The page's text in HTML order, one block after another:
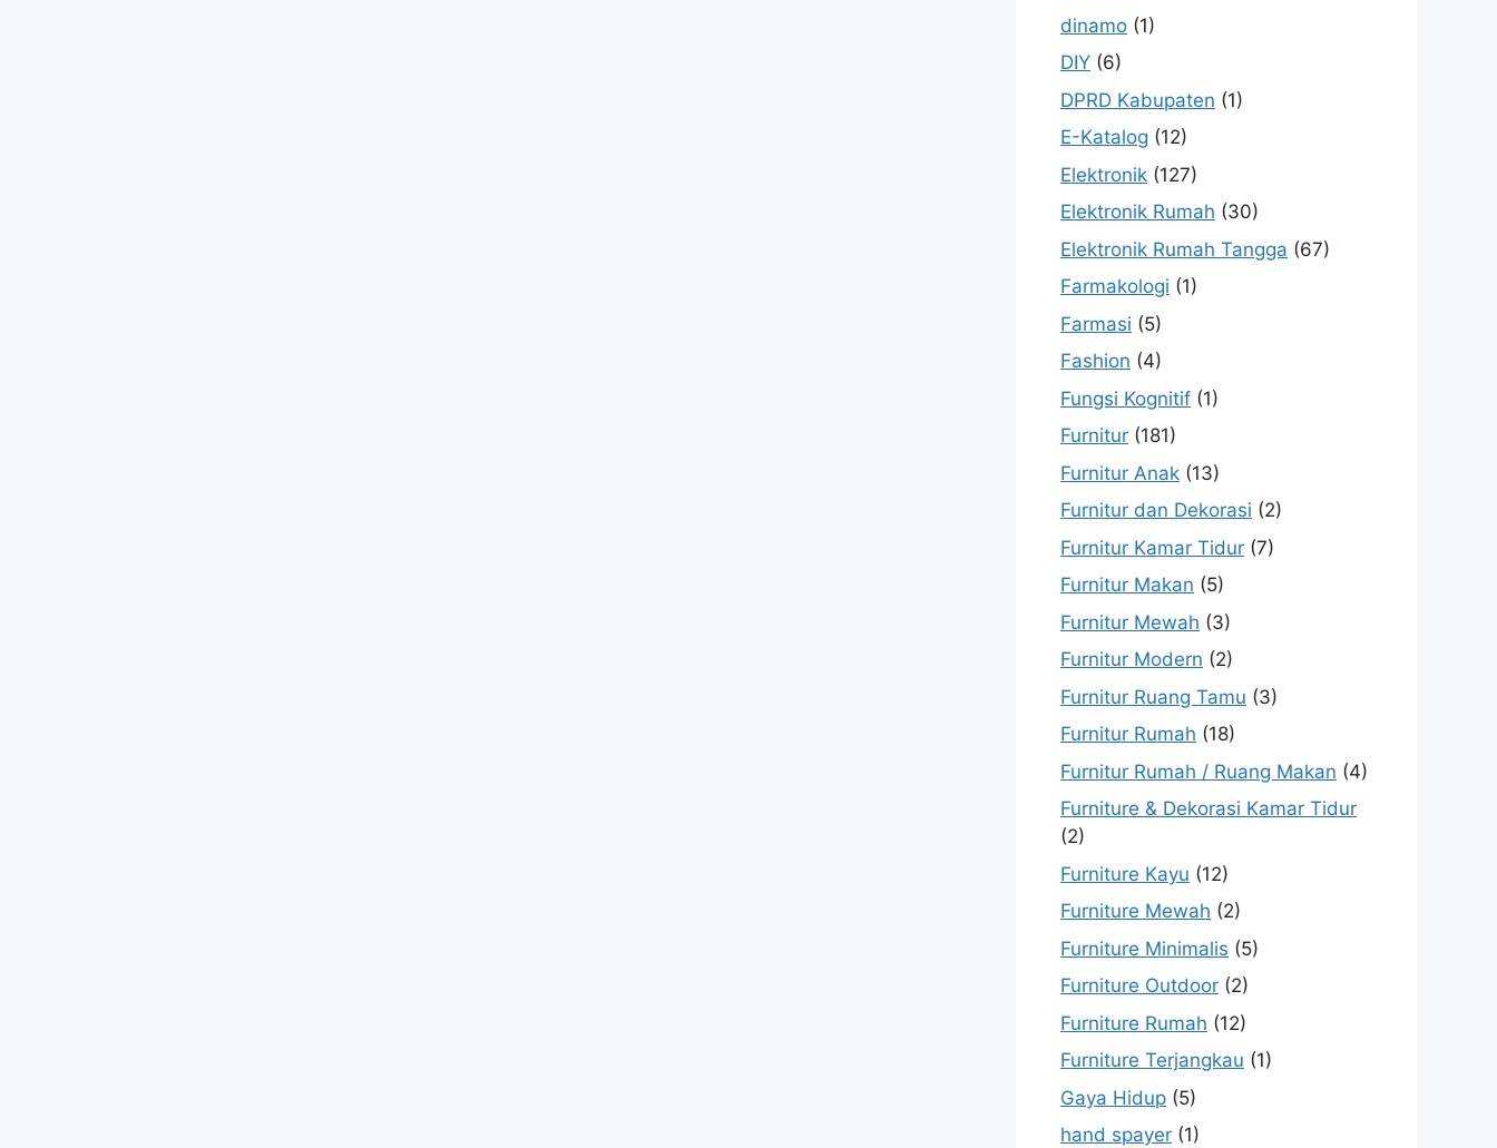
dinamo (1)
DIY (6)
DPRD Kabupaten (1)
E-Katalog (12)
Elektronik (127)
Elektronik Rumah (30)
Elektronik Rumah Tangga (67)
Farmakologi (1)
Farmasi (5)
Fashion (4)
Fungsi Kognitif (1)
Furnitur (181)
Furnitur Anak (13)
Furnitur dan Dekorasi (2)
Furnitur Kamar Tidur (7)
Furnitur Makan (5)
Furnitur Mewah (3)
Furnitur Modern (2)
Furnitur Ruang Tamu (3)
Furnitur Rumah (18)
Furnitur Rumah / Ruang Makan (4)
Furniture & Dekorasi Kamar Tidur
(2)
Furniture Kayu (12)
Furniture Mewah (2)
Furniture Minimalis (5)
Furniture Outdoor (2)
Furniture Rumah (12)
Furniture Terjangkau (1)
Gaya Hidup (5)
hand spayer (1)